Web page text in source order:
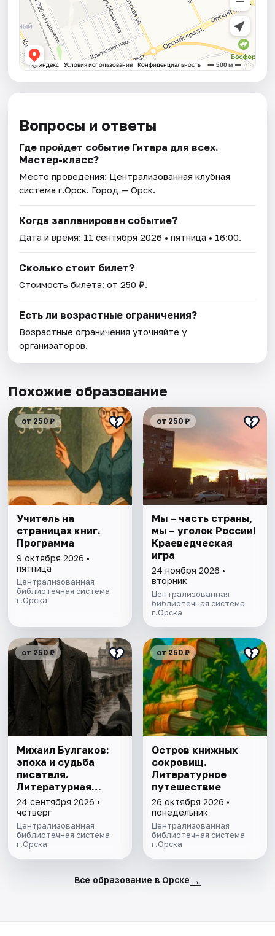
Вопросы и ответы
Где пройдет событие Гитара для всех.
Мастер-класс?
Место проведения: Централизованная клубная
система г.Орск. Город — Орск.
Когда запланирован событие?
Дата и время: 11 сентября 2026 • пятница • 16:00.
Сколько стоит билет?
Стоимость билета: от 250 ₽.
Есть ли возрастные ограничения?
Возрастные ограничения уточняйте у
организаторов.
Похожие образование
от 250 ₽
Учитель на
страницах книг.
Программа
9 октября 2026 •
пятница
Централизованная
библиотечная система
г.Орска
от 250 ₽
Мы – часть страны,
мы – уголок России!
Краеведческая
игра
24 ноября 2026 •
вторник
Централизованная
библиотечная система
г.Орска
от 250 ₽
Михаил Булгаков:
эпоха и судьба
писателя.
Литературная
программа
24 сентября 2026 •
четверг
Централизованная
библиотечная система
г.Орска
от 250 ₽
Остров книжных
сокровищ.
Литературное
путешествие
26 октября 2026 •
понедельник
Централизованная
библиотечная система
г.Орска
Все образование в Орске →